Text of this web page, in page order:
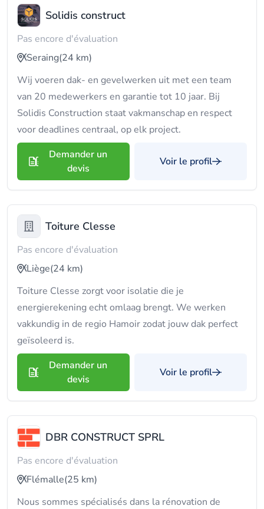
Solidis construct
Pas encore d'évaluation
Seraing(24 km)
Wij voeren dak- en gevelwerken uit met een team
van 20 medewerkers en garantie tot 10 jaar. Bij
Solidis Construction staat vakmanschap en respect
voor deadlines centraal, op elk project.
Demander un
devis
Voir le profil
Toiture Clesse
Pas encore d'évaluation
Liège(24 km)
Toiture Clesse zorgt voor isolatie die je
energierekening echt omlaag brengt. We werken
vakkundig in de regio Hamoir zodat jouw dak perfect
geïsoleerd is.
Demander un
devis
Voir le profil
DBR CONSTRUCT SPRL
Pas encore d'évaluation
Flémalle(25 km)
Nous sommes spécialisés dans la rénovation de